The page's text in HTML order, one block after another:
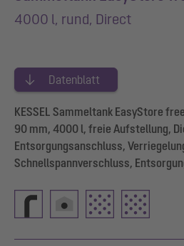
4000 l, rund, Direct
Datenblatt
KESSEL Sammeltank EasyStore
90 mm, 4000 l, freie Aufstellung,
Entsorgungsanschluss,
Schnellspannverschluss,